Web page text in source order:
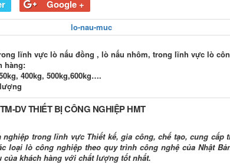
Google +
lĩnh vực lò nấu đồng , lò nấu nhôm, trong lĩnh vực lò
hàng:
400kg, 500kg,600kg….
DV THIẾT BỊ CÔNG NGHIỆP HMT
trong lĩnh vực Thiết kế, gia công, chế tạo, cung cấp
loại lò công nghiệp theo quy trình công nghệ của Nhật
của khách hàng với chất lượng tốt nhất.